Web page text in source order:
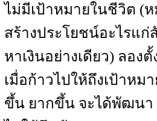
ไม่มีเป้าหมายในชีวิต (
สร้างประโยชน์อะไรแก่
หาเงินอย่างเดียว) ลอง
เมื่อก้าวไปให้ถึงเป้าหม
ขึ้น ยากขึ้น จะได้พัฒนา